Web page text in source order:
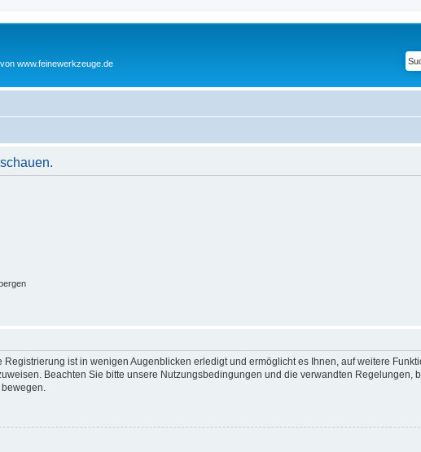
www.feinewerkzeuge.de
ist in wenigen Augenblicken erledigt und ermöglicht es Ihnen, auf weitere
Beachten Sie bitte unsere Nutzungsbedingungen und die verwandten Regelungen,